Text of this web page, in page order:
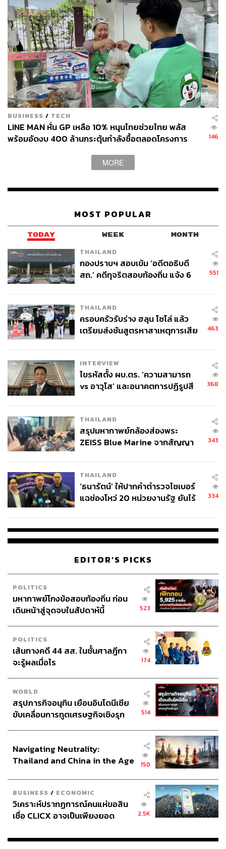
BUSINESS / TECH
LINE MAN หั่น GP เหลือ 10% หนุนไทยช่วยไทย พลัส
พร้อมอัดงบ 400 ล้านกระตุ้นกำลังซื้อตลอดโครงการ
146
MORE
MOST POPULAR
TODAY WEEK MONTH
THAILAND
กองปราบฯ สอบเข้ม ‘อดีตอธิบดี
สถ.’ คดีทุจริตสอบท้องถิ่น แจ้ง 6
551
THAILAND
ครอบครัวรับร่าง ฮลุน โซโล่ แล้ว
เตรียมส่งชันสูตรหาสาเหตุการเสีย
463
INTERVIEW
ไขรหัสตั้ง ผบ.ตร. ‘ความสามารถ
vs อาวุโส’ และอนาคตการปฏิรูปสี
368
THAILAND
สรุปมหากาพย์กล้องส่องพระ
ZEISS Blue Marine จากสัญญา
จ่ายหนี้-แอบระบุแบรนด์
343
THAILAND
‘ธนารัตน์’ ให้ปากคำตำรวจไซเบอร์
แฉช่องโหว่ 20 หน่วยงานรัฐ ยันไร้
334
EDITOR'S PICKS
POLITICS
มหากาพย์โกงข้อสอบท้องถิ่น ก่อน
เดินหน้าสู่จุดจบในสัปดาห์นี้
523
POLITICS
เส้นทางคดี 44 สส. ในชั้นศาลฎีกา
จะรู้ผลเมื่อไร
174
WORLD
สรุปภารกิจอนุทิน เยือนอินโดนีเซีย
ขับเคลื่อนการทูตเศรษฐกิจเชิงรุก
514
Navigating Neutrality:
Thailand and China in the Age
150
BUSINESS / ECONOMIC
วิเคราะห์ปรากฏการณ์คนแห่ขอสิน
เชื่อ CLICX อาจเป็นเพียงยอด
เรือนไทยที่ถูกซุกไว้
2.5K